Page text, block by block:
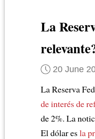
La
20 June
La Reserva
de interés de
de 2%. La
El dólar esla